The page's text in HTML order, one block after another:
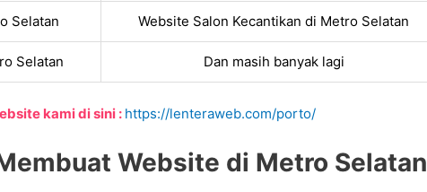
Selatan Website Salon Kecantikan di Metro Selatan
Selatan Dan masih banyak lagi
kami di sini : https://lenteraweb.com/porto/
Website di Metro Selatan